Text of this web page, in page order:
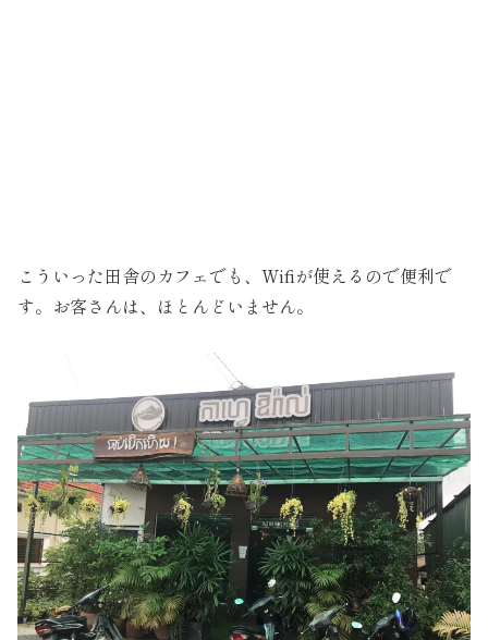
こういった田舎のカフェでも、Wifiが使えるので便利で
す。お客さんは、ほとんどいません。